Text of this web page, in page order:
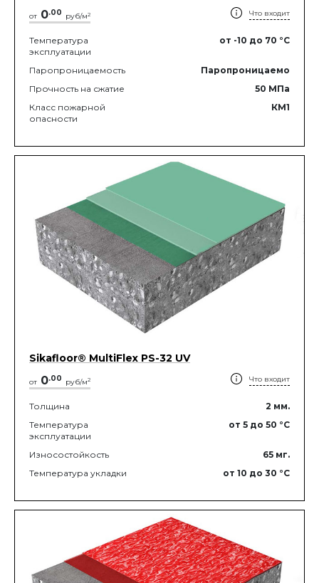
от 0.00 руб/м2 Что входит
Температура
эксплуатации
от -10 до 70 °C
Паропроницаемость
Паропроницаемо
Прочность на сжатие
50 МПа
Класс пожарной
опасности
КМ1
Sikafloor® MultiFlex PS-32 UV
от 0.00 руб/м2 Что входит
Толщина 2 мм.
Температура
эксплуатации
от 5 до 50 °C
Износостойкость 65 мг.
Температура укладки
от 10 до 30 °C